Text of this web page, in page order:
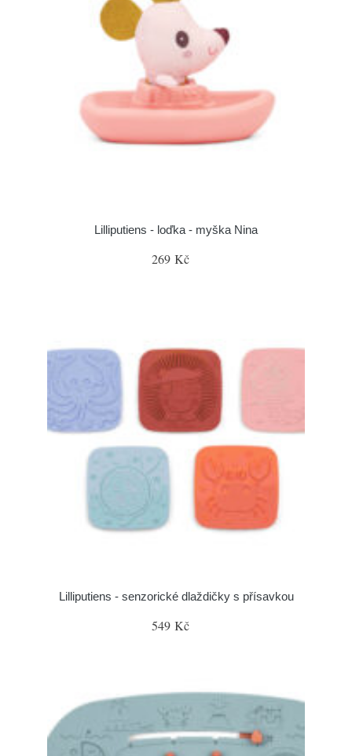
Lilliputiens - loďka - myška Nina
269 Kč
Lilliputiens - senzorické dlaždičky s přísavkou
549 Kč